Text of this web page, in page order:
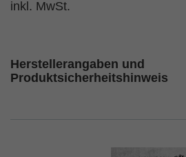
inkl. MwSt.
Herstellerangaben und
Produktsicherheitshinweis